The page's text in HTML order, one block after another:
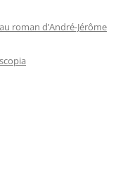
roman d’André-Jérôme